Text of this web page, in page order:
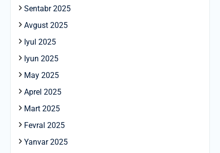
Sentabr 2025
Avgust 2025
Iyul 2025
Iyun 2025
May 2025
Aprel 2025
Mart 2025
Fevral 2025
Yanvar 2025